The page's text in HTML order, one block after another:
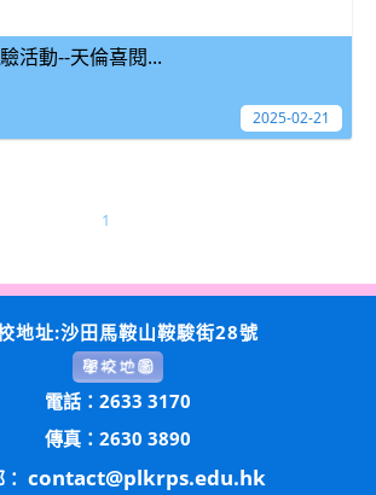
活動--天倫喜閱...
2025-02-21
1
地址:沙田馬鞍山鞍駿街28號
電話：2633 3170
傳真：2630 3890
contact@plkrps.edu.hk